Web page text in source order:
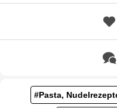
#Pasta,